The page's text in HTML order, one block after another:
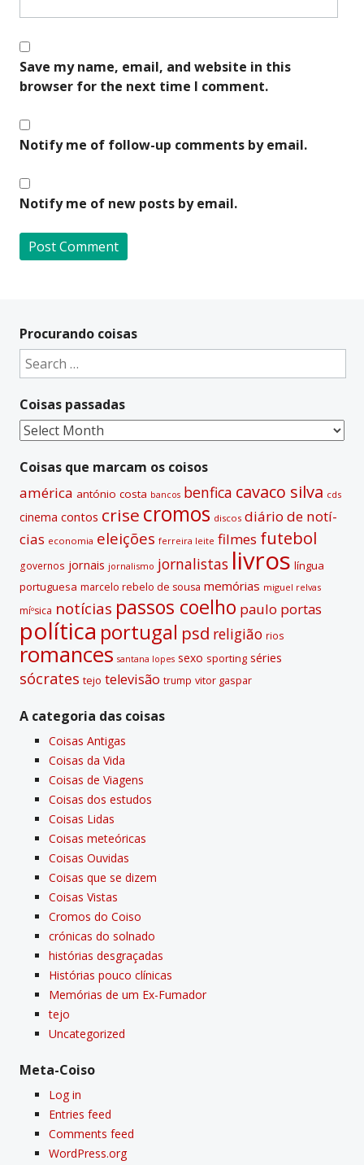
Save my name, email, and website in this
browser for the next time I comment.
Notify me of follow-up comments by email.
Notify me of new posts by email.
t
e
a
t
i
v
Procurando coisas
Search
for:
Coisas passadas
Coisas
Coisas que marcam os coisos
américa antónio costa bancos benfica cavaco silva cds
cinema contos crise cromos discos diário de notí­
cias economia eleições ferreira leite filmes futebol
governos jornais jornalismo jornalistas livros lí­ngua
portuguesa marcelo rebelo de sousa memórias miguel relvas
míºsica notí­cias passos coelho paulo portas
polí­tica portugal psd religião rios
romances santana lopes sexo sporting séries
sócrates tejo televisão trump vitor gaspar
A categoria das coisas
Coisas Antigas
Coisas da Vida
Coisas de Viagens
Coisas dos estudos
Coisas Lidas
Coisas meteóricas
Coisas Ouvidas
Coisas que se dizem
Coisas Vistas
Cromos do Coiso
crónicas do solnado
histórias desgraçadas
Histórias pouco clí­nicas
Memórias de um Ex-Fumador
tejo
Uncategorized
Meta-Coiso
Log in
Entries feed
Comments feed
WordPress.org